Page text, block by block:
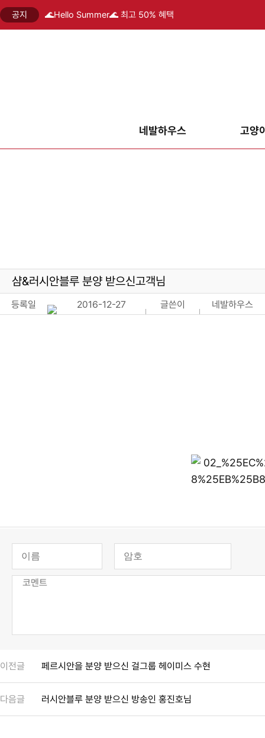
공지 🌊Hello Summer🌊 최고 50% 혜택
네발하우스 고양
샴&러시안블루 분양 받으신고객님
등록일 2016-12-27 글쓴이 네발하우스
이전글 페르시안을 분양 받으신 걸그룹 헤이미스 수현
다음글 러시안블루 분양 받으신 방송인 홍진호님